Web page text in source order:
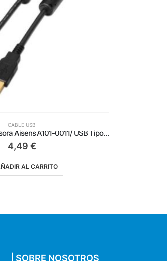
CABLE USB
Cable USB 2.0 Impresora Aisens A101-0011/ USB Tipo-B Macho – USB Macho/ Hasta 2.5W/ 60Mbps/ 5m/ Negro
4,49 €
AL CARRITO
| SOBRE NOSOTROS